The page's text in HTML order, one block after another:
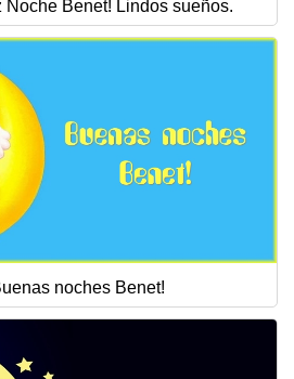
Benet! Lindos sueños.
noches Benet!